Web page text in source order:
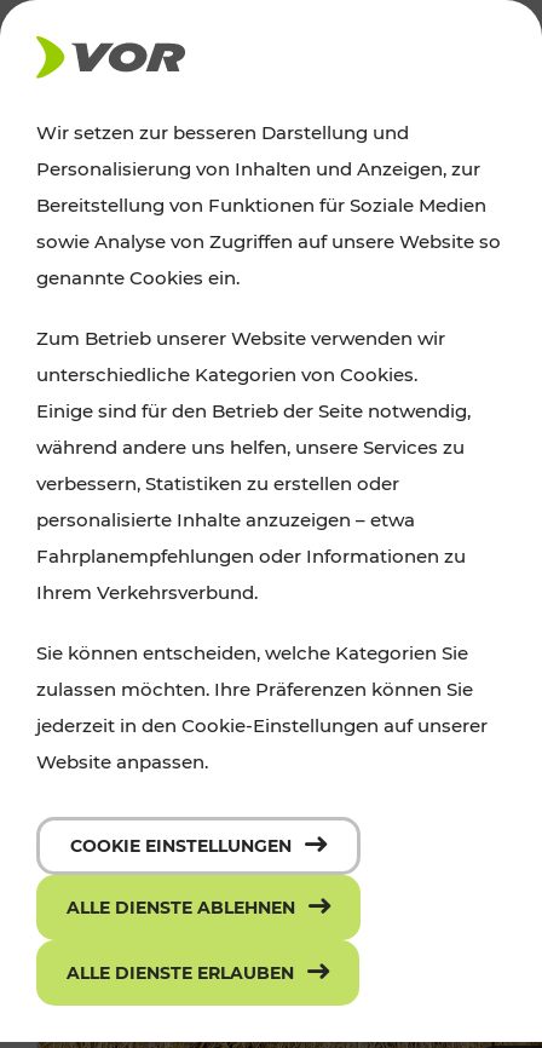
AKTUELLES
Ausflugstipps
Wien, Niederösterreich und das Burgenland
Wanderungen, Kultur und Gastronomie,
Radtouren oder purer Naturgenuss – viele
Attraktionen sind mit den Ticket- und Fahrplan-
Angeboten des VOR gut und schnell erreichbar.
Wir setzen zur besseren Darstellung und
Personalisierung von Inhalten und Anzeigen, zur
Bereitstellung von Funktionen für Soziale Medien
sowie Analyse von Zugriffen auf unsere Website so
genannte Cookies ein.
Zum Betrieb unserer Website verwenden wir
unterschiedliche Kategorien von Cookies.
Einige sind für den Betrieb der Seite notwendig,
während andere uns helfen, unsere Services zu
verbessern, Statistiken zu erstellen oder
personalisierte Inhalte anzuzeigen – etwa
Fahrplanempfehlungen oder Informationen zu
Ihrem Verkehrsverbund.
Sie können entscheiden, welche Kategorien Sie
zulassen möchten. Ihre Präferenzen können Sie
jederzeit in den Cookie-Einstellungen auf unserer
Website anpassen.
COOKIE EINSTELLUNGEN
ALLE DIENSTE ABLEHNEN
ALLE DIENSTE ERLAUBEN